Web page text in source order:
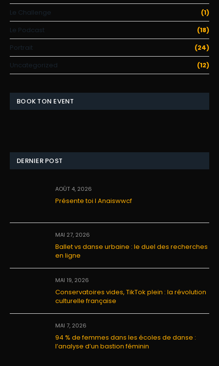
Le Challenge
(1)
Le Podcast
(18)
Portrait
(24)
Uncategorized
(12)
BOOK TON EVENT
DERNIER POST
AOÛT 4, 2026
Présente toi I Anaiswwcf
MAI 27, 2026
Ballet vs danse urbaine : le duel des recherches
en ligne
MAI 19, 2026
Conservatoires vides, TikTok plein : la révolution
culturelle française
MAI 7, 2026
94 % de femmes dans les écoles de danse :
l’analyse d’un bastion féminin